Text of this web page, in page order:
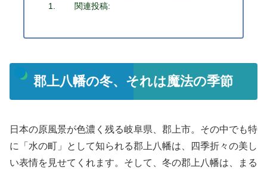
関連投稿:
郡上八幡の冬、それは魔法の季節
日本の原風景が色濃く残る岐阜県、郡上市。その中でも特
に「水の町」として知られる郡上八幡は、四季折々の美し
い表情を見せてくれます。そして、冬の郡上八幡は、まる